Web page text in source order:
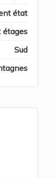
état
étages
Sud